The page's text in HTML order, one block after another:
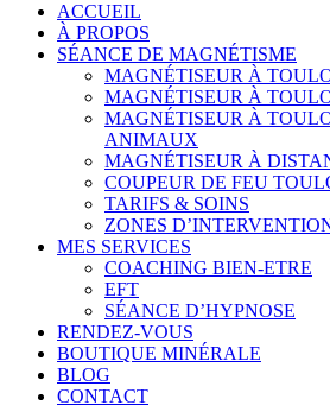
ACCUEIL
À PROPOS
SÉANCE DE MAGNÉTISME
MAGNÉTISEUR À
MAGNÉTISEUR À
MAGNÉTISEUR À
ANIMAUX
MAGNÉTISEUR À
COUPEUR DE FEU
TARIFS & SOINS
ZONES
MES SERVICES
COACHING BIEN-ETRE
EFT
SÉANCE D’HYPNOSE
RENDEZ-VOUS
BOUTIQUE MINÉRALE
BLOG
CONTACT